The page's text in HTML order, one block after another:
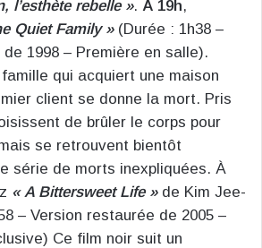
l’esthète rebelle ». À 19h,
Quiet Family »(Durée : 1h38 –
1998 – Première en salle).
famille qui acquiert une maison
client se donne la mort. Pris
de brûler le corps pour
se retrouvent bientôt
série de morts inexpliquées. À
« A Bittersweet Life »de Kim Jee-
– Version restaurée de 2005 –
Ce film noir suit un